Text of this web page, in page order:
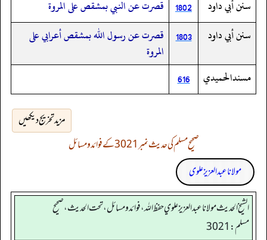
سنن أبي داود 1802
قصرت عن النبي بمشقص على المروة
سنن أبي داود
1803
قصرت عن رسول الله بمشقص أعرابي على
المروة
مسندالحميدي
616
مزید تخریج دیکھیں
صحیح مسلم کی حدیث نمبر 3021 کے فوائد و مسائل
مولانا عبد العزیز علوی
الشيخ الحديث مولانا عبدالعزيز علوي حفظ الله، فوائد و مسائل، تحت الحديث ، صحيح
مسلم: 3021